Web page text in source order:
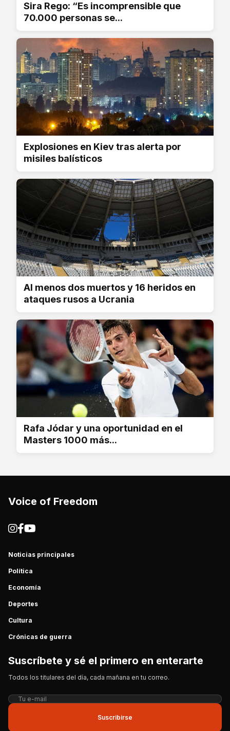
Sira Rego: “Es incomprensible que
70.000 personas se...
Explosiones en Kiev tras alerta por
misiles balísticos
Al menos dos muertos y 16 heridos en
ataques rusos a Ucrania
Rafa Jódar y una oportunidad en el
Masters 1000 más...
Voice of Freedom
Noticias principales
Política
Economía
Deportes
Cultura
Crónicas de guerra
Suscríbete y sé el primero en enterarte
Todos los titulares del día, cada mañana en tu correo.
Suscribirse